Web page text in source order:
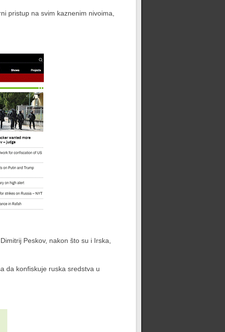
pristup na svim kaznenim nivoima,
Peskov, nakon što su i Irska,
da konfiskuje ruska sredstva u